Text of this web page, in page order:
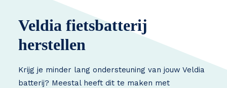
Veldia fietsbatterij
herstellen
Krijg je minder lang ondersteuning van jouw Veldia
batterij? Meestal heeft dit te maken met